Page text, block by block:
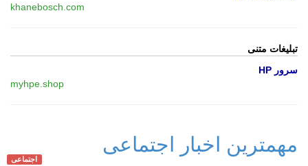
khanebosch.com
تبلیغات متنی
سرور HP
myhpe.shop
مهمترین اخبار اجتماعی
اجتماعی